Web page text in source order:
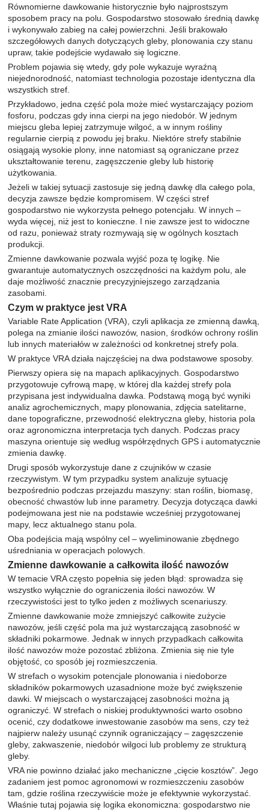
Równomierne dawkowanie historycznie było najprostszym
sposobem pracy na polu. Gospodarstwo stosowało średnią dawkę
i wykonywało zabieg na całej powierzchni. Jeśli brakowało
szczegółowych danych dotyczących gleby, plonowania czy stanu
upraw, takie podejście wydawało się logiczne.
Problem pojawia się wtedy, gdy pole wykazuje wyraźną
niejednorodność, natomiast technologia pozostaje identyczna dla
wszystkich stref.
Przykładowo, jedna część pola może mieć wystarczający poziom
fosforu, podczas gdy inna cierpi na jego niedobór. W jednym
miejscu gleba lepiej zatrzymuje wilgoć, a w innym rośliny
regularnie cierpią z powodu jej braku. Niektóre strefy stabilnie
osiągają wysokie plony, inne natomiast są ograniczane przez
ukształtowanie terenu, zagęszczenie gleby lub historię
użytkowania.
Jeżeli w takiej sytuacji zastosuje się jedną dawkę dla całego pola,
decyzja zawsze będzie kompromisem. W części stref
gospodarstwo nie wykorzysta pełnego potencjału. W innych –
wyda więcej, niż jest to konieczne. I nie zawsze jest to widoczne
od razu, ponieważ straty rozmywają się w ogólnych kosztach
produkcji.
Zmienne dawkowanie pozwala wyjść poza tę logikę. Nie
gwarantuje automatycznych oszczędności na każdym polu, ale
daje możliwość znacznie precyzyjniejszego zarządzania
zasobami.
Czym w praktyce jest VRA
Variable Rate Application (VRA), czyli aplikacja ze zmienną dawką,
polega na zmianie ilości nawozów, nasion, środków ochrony roślin
lub innych materiałów w zależności od konkretnej strefy pola.
W praktyce VRA działa najczęściej na dwa podstawowe sposoby.
Pierwszy opiera się na mapach aplikacyjnych. Gospodarstwo
przygotowuje cyfrową mapę, w której dla każdej strefy pola
przypisana jest indywidualna dawka. Podstawą mogą być wyniki
analiz agrochemicznych, mapy plonowania, zdjęcia satelitarne,
dane topograficzne, przewodność elektryczna gleby, historia pola
oraz agronomiczna interpretacja tych danych. Podczas pracy
maszyna orientuje się według współrzędnych GPS i automatycznie
zmienia dawkę.
Drugi sposób wykorzystuje dane z czujników w czasie
rzeczywistym. W tym przypadku system analizuje sytuację
bezpośrednio podczas przejazdu maszyny: stan roślin, biomasę,
obecność chwastów lub inne parametry. Decyzja dotycząca dawki
podejmowana jest nie na podstawie wcześniej przygotowanej
mapy, lecz aktualnego stanu pola.
Oba podejścia mają wspólny cel – wyeliminowanie zbędnego
uśredniania w operacjach polowych.
Zmienne dawkowanie a całkowita ilość nawozów
W temacie VRA często popełnia się jeden błąd: sprowadza się
wszystko wyłącznie do ograniczenia ilości nawozów. W
rzeczywistości jest to tylko jeden z możliwych scenariuszy.
Zmienne dawkowanie może zmniejszyć całkowite zużycie
nawozów, jeśli część pola ma już wystarczającą zasobność w
składniki pokarmowe. Jednak w innych przypadkach całkowita
ilość nawozów może pozostać zbliżona. Zmienia się nie tyle
objętość, co sposób jej rozmieszczenia.
W strefach o wysokim potencjale plonowania i niedoborze
składników pokarmowych uzasadnione może być zwiększenie
dawki. W miejscach o wystarczającej zasobności można ją
ograniczyć. W strefach o niskiej produktywności warto osobno
ocenić, czy dodatkowe inwestowanie zasobów ma sens, czy też
najpierw należy usunąć czynnik ograniczający – zagęszczenie
gleby, zakwaszenie, niedobór wilgoci lub problemy ze strukturą
gleby.
VRA nie powinno działać jako mechaniczne „cięcie kosztów”. Jego
zadaniem jest pomoc agronomowi w rozmieszczeniu zasobów
tam, gdzie roślina rzeczywiście może je efektywnie wykorzystać.
Właśnie tutaj pojawia się logika ekonomiczna: gospodarstwo nie